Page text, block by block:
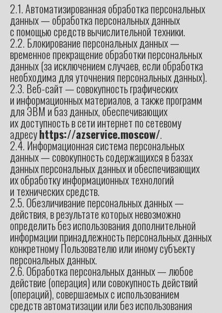
2.1. Автоматизированная обработка персональных
данных — обработка персональных данных
с помощью средств вычислительной техники.
2.2. Блокирование персональных данных —
временное прекращение обработки персональных
данных (за исключением случаев, если обработка
необходима для уточнения персональных данных).
2.3. Веб-сайт — совокупность графических
и информационных материалов, а также программ
для ЭВМ и баз данных, обеспечивающих
их доступность в сети интернет по сетевому
адресуhttps://azservice.moscow/.
2.4. Информационная система персональных
данных — совокупность содержащихся в базах
данных персональных данных и обеспечивающих
их обработку информационных технологий
и технических средств.
2.5. Обезличивание персональных данных —
действия, в результате которых невозможно
определить без использования дополнительной
информации принадлежность персональных данных
конкретному Пользователю или иному субъекту
персональных данных.
2.6. Обработка персональных данных — любое
действие (операция) или совокупность действий
(операций), совершаемых с использованием
средств автоматизации или без использования